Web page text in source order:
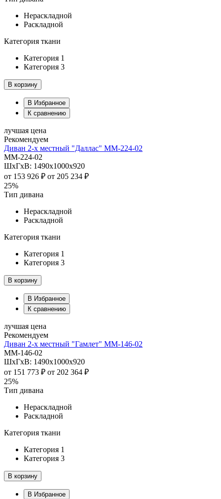
Нераскладной
Раскладной
Категория ткани
Категория 1
Категория 3
В корзину
В Избранное
К сравнению
лучшая цена
Рекомендуем
Диван 2-х местный "Даллас" ММ-224-02
ММ-224-02
ШхГхВ: 1490х1000х920
от 153 926 ₽ от 205 234 ₽
25%
Тип дивана
Нераскладной
Раскладной
Категория ткани
Категория 1
Категория 3
В корзину
В Избранное
К сравнению
лучшая цена
Рекомендуем
Диван 2-х местный "Гамлет" ММ-146-02
ММ-146-02
ШхГхВ: 1490х1000х920
от 151 773 ₽ от 202 364 ₽
25%
Тип дивана
Нераскладной
Раскладной
Категория ткани
Категория 1
Категория 3
В корзину
В Избранное